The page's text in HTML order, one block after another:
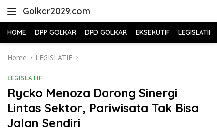
Golkar2029.com
HOME DPP GOLKAR DPD GOLKAR EKSEKUTIF LEGISLATIF
Home LEGISLATIF
LEGISLATIF
Rycko Menoza Dorong Sinergi
Lintas Sektor, Pariwisata Tak Bisa
Jalan Sendiri